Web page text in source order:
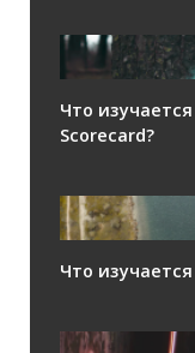
Что
Scorecard?
Что